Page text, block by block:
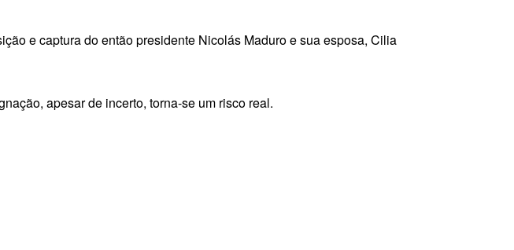
e captura do então presidente Nicolás Maduro e sua esposa, Cilia
apesar de incerto, torna-se um risco real.